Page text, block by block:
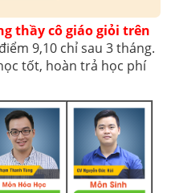
thầy cô giáo giỏi trên
9,10 chỉ sau 3 tháng.
tốt, hoàn trả học phí